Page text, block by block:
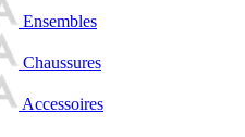
Ensembles
Chaussures
Accessoires